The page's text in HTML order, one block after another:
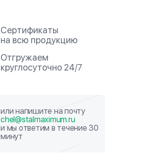
Сертификаты
на всю продукцию
Отгружаем
круглосуточно 24/7
или напишите на почту
chel@stalmaximum.ru
и мы ответим в течение 30
минут